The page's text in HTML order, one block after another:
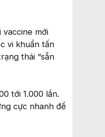
mới
vi khuẩn tấn
thái “sẵn
tới 1.000 lần.
cực nhanh để